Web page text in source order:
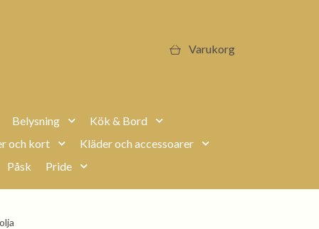
Varukorg
Belysning
Kök & Bord
och kort
Kläder och accessoarer
Påsk
Pride